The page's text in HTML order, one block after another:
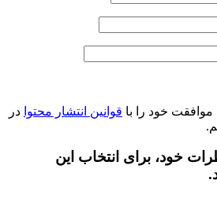
خود را با قوانین انتشار محتوا در
خود، برای انتخاب این